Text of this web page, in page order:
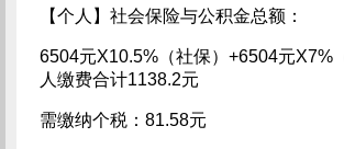
【个人】社会保险与公积金总额：
6504元X10.5%（社保）+6504元X7%
人缴费合计1138.2元
需缴纳个税：81.58元